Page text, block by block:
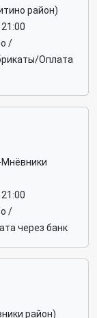
район)
/
Оплата
Мнёвники
/
через банк
район)